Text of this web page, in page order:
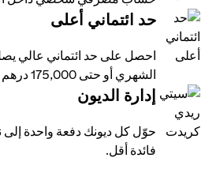
حد ائتماني أعلى
الشهري أو حتى 175,000 درهم إماراتي، أيهما أقل.
إدارة الديون
حوّل كل ديونك دفعة واحدة إلى
فائدة أقل.